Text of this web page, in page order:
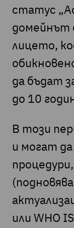
статус
домейнът
лицето,
да бъдат
до 10
В този
и могат
или WHO